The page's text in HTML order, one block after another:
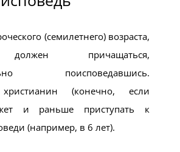
(семилетнего) возраста,
причащаться,
поисповедавшись.
(конечно, если
и раньше приступать к
(например, в 6 лет).